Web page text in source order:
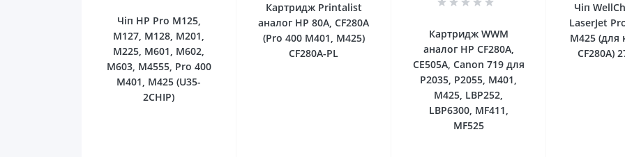
Чіп HP Pro M125,
M127, M128, M201,
M225, M601, M602,
M603, M4555, Pro 400
M401, M425 (U35-
2CHIP)
Картридж Printalist
аналог HP 80A, CF280A
(Pro 400 M401, M425)
CF280A-PL
Картридж WWM
аналог HP CF280A,
CE505A, Canon 719 для
P2035, P2055, M401,
M425, LBP252,
LBP6300, MF411,
MF525
Чіп
LaserJet
M425 (для
CF280A)